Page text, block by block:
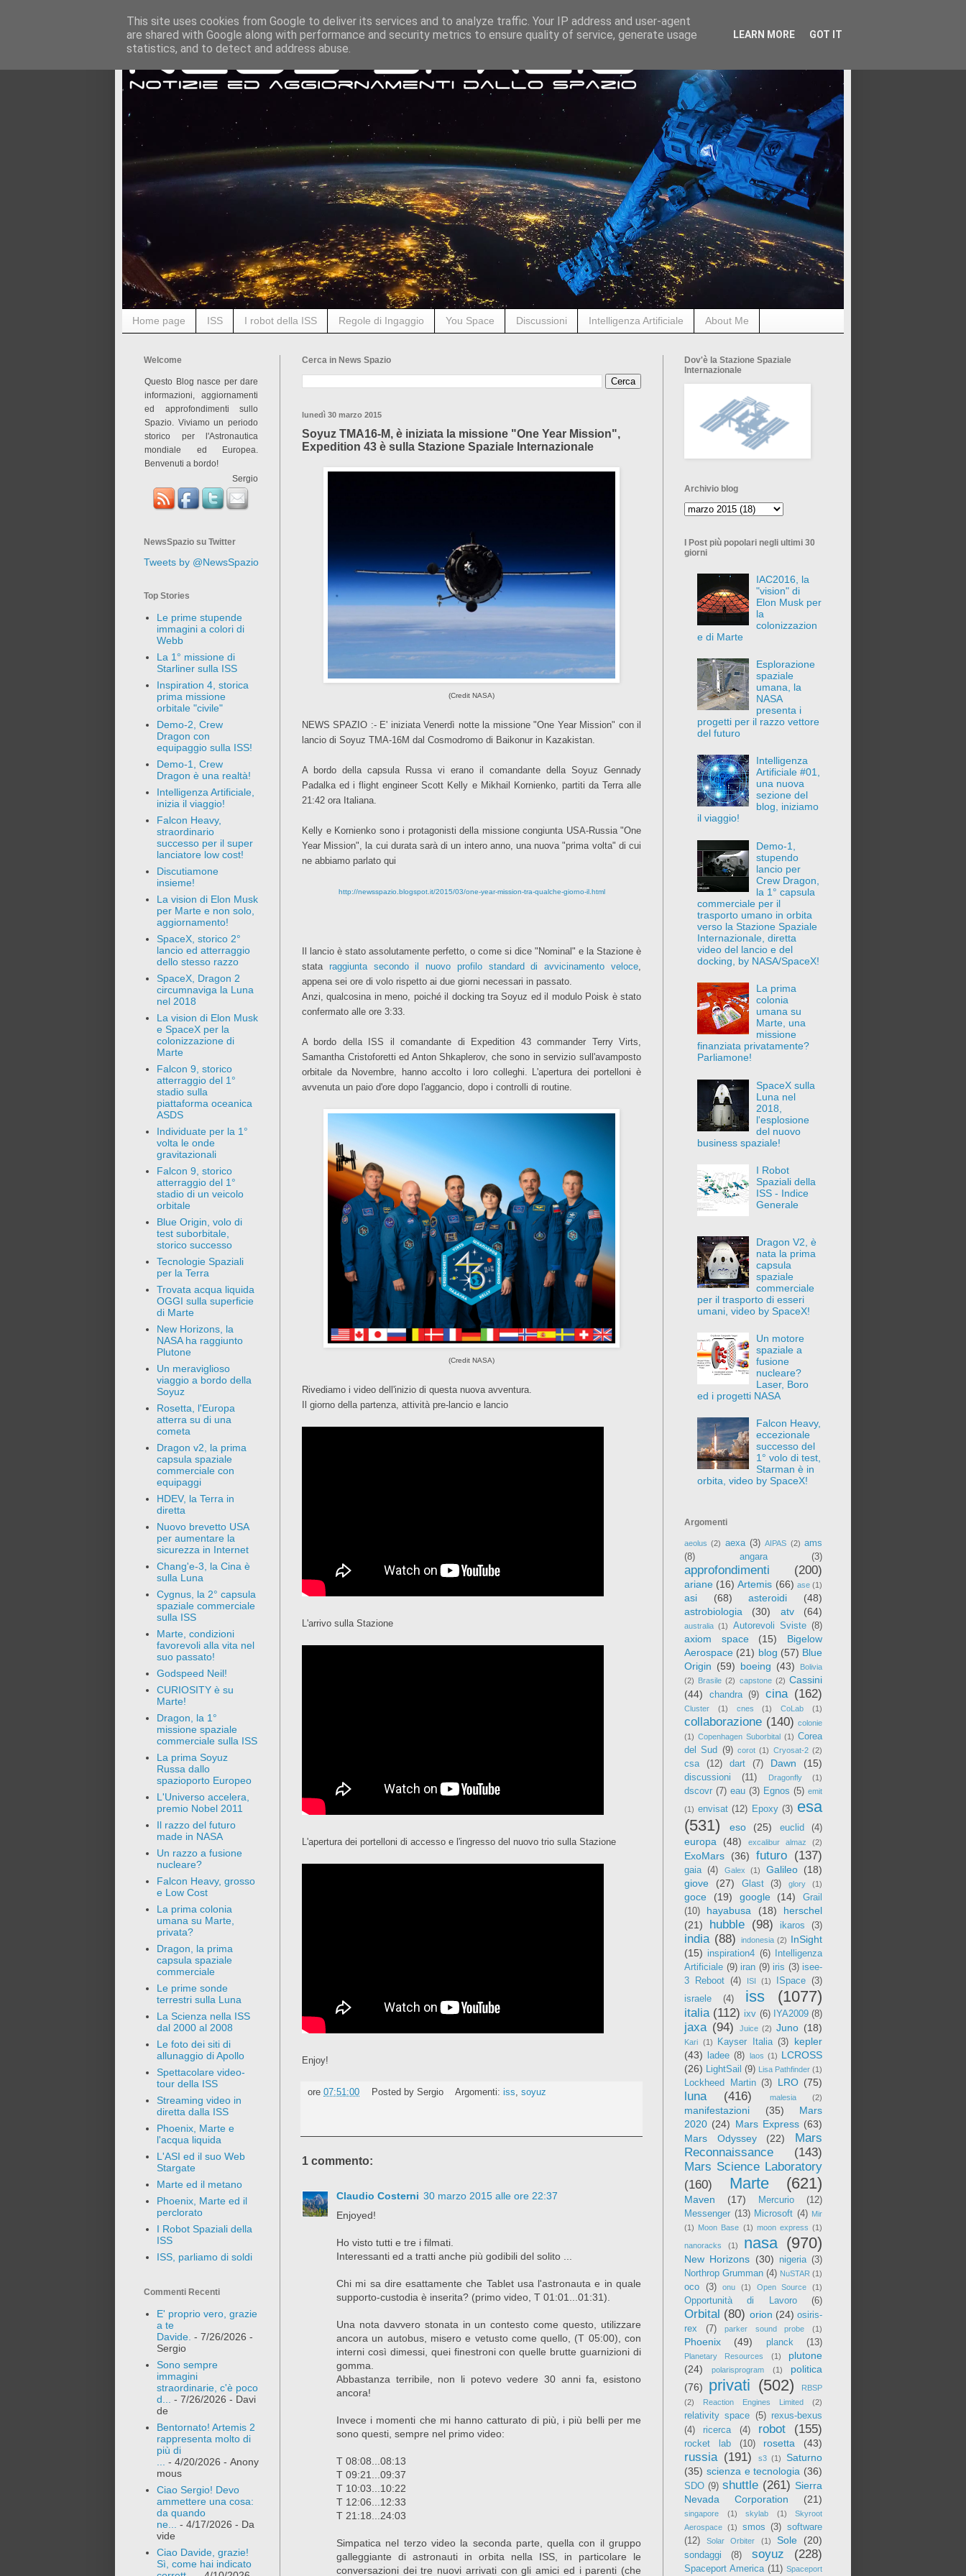
Home page ISS I robot della ISS Regole di Ingaggio You Space Discussioni Intelligenza Artificiale About Me
Cerca in News Spazio
lunedì 30 marzo 2015
Soyuz TMA16-M, è iniziata la missione "One Year Mission",
Expedition 43 è sulla Stazione Spaziale Internazionale
(Credit NASA)
NEWS SPAZIO :- E' iniziata Venerdì notte la missione "One Year Mission" con il
lancio di Soyuz TMA-16M dal Cosmodromo di Baikonur in Kazakistan.
A bordo della capsula Russa vi erano il comandante della Soyuz Gennady
Padalka ed i flight engineer Scott Kelly e Mikhail Kornienko, partiti da Terra alle
21:42 ora Italiana.
Kelly e Kornienko sono i protagonisti della missione congiunta USA-Russia "One
Year Mission", la cui durata sarà di un intero anno, una nuova "prima volta" di cui
ne abbiamo parlato qui
http://newsspazio.blogspot.it/2015/03/one-year-mission-tra-qualche-giorno-il.html
Il lancio è stato assolutamente perfetto, o come si dice "Nominal" e la Stazione è
stata raggiunta secondo il nuovo profilo standard di avvicinamento veloce
appena sei ore di volo rispetto ai due giorni necessari in passato.
Anzi, qualcosina in meno, poiché il docking tra Soyuz ed il modulo Poisk è stato
confermato alle ore 3:33.
A bordo della ISS il comandante di Expedition 43 commander Terry Virts,
Samantha Cristoforetti ed Anton Shkaplerov, che sono in servizio sull'avamposto
orbitale da Novembre, hanno accolto i loro colleghi. L'apertura dei portelloni è
avvenuta un paio d'ore dopo l'aggancio, dopo i controlli di routine.
(Credit NASA)
Rivediamo i video dell'inizio di questa nuova avventura.
Il giorno della partenza, attività pre-lancio e lancio
L'arrivo sulla Stazione
L'apertura dei portelloni di accesso e l'ingresso del nuovo trio sulla Stazione
Enjoy!
ore 07:51:00 Posted by Sergio Argomenti:iss ,soyuz
1 commento:
Claudio Costerni 30 marzo 2015 alle ore 22:37
Enjoyed!
Ho visto tutti e tre i filmati.
Interessanti ed a tratti anche più godibili del solito ...
Chi mi sa dire esattamente che Tablet usa l'astronauta e in quale
supporto-custodia è inserita? (primo video, T 01:01...01:31).
Una nota davvero stonata in un contesto come questo, utilizzare
ancora un autobus, misero e vetusto come quello, (T 05:00), con
interni così dimessi, quei finestroni con quelle brutte guarnizioni di
gomma.
Abbastanza terribile, non li potevo vedere 30 anni fa, esistono
ancora!
Invece i momenti che mi hanno catturato di più, i più belli per me
sono questi, sempre nel primo video:
T 08:08...08:13
T 09:21...09:37
T 10:03...10:22
T 12:06...12:33
T 21:18...24:03
Simpatica nel terzo video la seconda parte, quella con il gruppo
galleggiante di astronauti in orbita nella ISS, in particolare le
conversazioni dei tre nuovi arrivati con gli amici ed i parenti (che
Welcome
Questo Blog nasce per dare
informazioni, aggiornamenti
ed approfondimenti sullo
Spazio. Viviamo un periodo
storico per l'Astronautica
mondiale ed Europea.
Benvenuti a bordo!
Sergio
NewsSpazio su Twitter
Tweets by @NewsSpazio
Top Stories
Le prime stupende
immagini a colori di
Webb
La 1° missione di
Starliner sulla ISS
Inspiration 4, storica
prima missione
orbitale "civile"
Demo-2, Crew
Dragon con
equipaggio sulla ISS!
Demo-1, Crew
Dragon è una realtà!
Intelligenza Artificiale,
inizia il viaggio!
Falcon Heavy,
straordinario
successo per il super
lanciatore low cost!
Discutiamone
insieme!
La vision di Elon Musk
per Marte e non solo,
aggiornamento!
SpaceX, storico 2°
lancio ed atterraggio
dello stesso razzo
SpaceX, Dragon 2
circumnaviga la Luna
nel 2018
La vision di Elon Musk
e SpaceX per la
colonizzazione di
Marte
Falcon 9, storico
atterraggio del 1°
stadio sulla
piattaforma oceanica
ASDS
Individuate per la 1°
volta le onde
gravitazionali
Falcon 9, storico
atterraggio del 1°
stadio di un veicolo
orbitale
Blue Origin, volo di
test suborbitale,
storico successo
Tecnologie Spaziali
per la Terra
Trovata acqua liquida
OGGI sulla superficie
di Marte
New Horizons, la
NASA ha raggiunto
Plutone
Un meraviglioso
viaggio a bordo della
Soyuz
Rosetta, l'Europa
atterra su di una
cometa
Dragon v2, la prima
capsula spaziale
commerciale con
equipaggi
HDEV, la Terra in
diretta
Nuovo brevetto USA
per aumentare la
sicurezza in Internet
Chang'e-3, la Cina è
sulla Luna
Cygnus, la 2° capsula
spaziale commerciale
sulla ISS
Marte, condizioni
favorevoli alla vita nel
suo passato!
Godspeed Neil!
CURIOSITY è su
Marte!
Dragon, la 1°
missione spaziale
commerciale sulla ISS
La prima Soyuz
Russa dallo
spazioporto Europeo
L'Universo accelera,
premio Nobel 2011
Il razzo del futuro
made in NASA
Un razzo a fusione
nucleare?
Falcon Heavy, grosso
e Low Cost
La prima colonia
umana su Marte,
privata?
Dragon, la prima
capsula spaziale
commerciale
Le prime sonde
terrestri sulla Luna
La Scienza nella ISS
dal 2000 al 2008
Le foto dei siti di
allunaggio di Apollo
Spettacolare video-
tour della ISS
Streaming video in
diretta dalla ISS
Phoenix, Marte e
l'acqua liquida
L'ASI ed il suo Web
Stargate
Marte ed il metano
Phoenix, Marte ed il
perclorato
I Robot Spaziali della
ISS
ISS, parliamo di soldi
Commenti Recenti
E' proprio vero, grazie
a te
Davide. - 7/26/2026 -
Sergio
Sono sempre
immagini
straordinarie, c'è poco
d... - 7/26/2026 - Davi
de
Bentornato! Artemis 2
rappresenta molto di
più di
... - 4/20/2026 - Anony
mous
Ciao Sergio! Devo
ammettere una cosa:
da quando
ne... - 4/17/2026 - Da
vide
Ciao Davide, grazie!
Sì, come hai indicato
Dov'è la Stazione Spaziale
Internazionale
Archivio blog
I Post più popolari negli ultimi 30
giorni
IAC2016, la
"vision" di
Elon Musk per
la
colonizzazion
e di Marte
Esplorazione
spaziale
umana, la
NASA
presenta i
progetti per il razzo vettore
del futuro
Intelligenza
Artificiale #01,
una nuova
sezione del
blog, iniziamo
il viaggio!
Demo-1,
stupendo
lancio per
Crew Dragon,
la 1° capsula
commerciale per il
trasporto umano in orbita
verso la Stazione Spaziale
Internazionale, diretta
video del lancio e del
docking, by NASA/SpaceX!
La prima
colonia
umana su
Marte, una
missione
finanziata privatamente?
Parliamone!
SpaceX sulla
Luna nel
2018,
l'esplosione
del nuovo
business spaziale!
I Robot
Spaziali della
ISS - Indice
Generale
Dragon V2, è
nata la prima
capsula
spaziale
commerciale
per il trasporto di esseri
umani, video by SpaceX!
Un motore
spaziale a
fusione
nucleare?
Laser, Boro
ed i progetti NASA
Falcon Heavy,
eccezionale
successo del
1° volo di test,
Starman è in
orbita, video by SpaceX!
Argomenti
aeolus (2) aexa (3) AIPAS (2) ams
(8)
angara (3)
approfondimenti (200)
ariane (16) Artemis (66) ase (1)
asi (68) asteroidi
(48)
astrobiologia
(30) atv (64)
australia (1) Autorevoli Sviste (8)
axiom space (15)
Bigelow
Aerospace (21) blog (57) Blue
Origin (59) boeing (43)
Bolivia
(2) Brasile (2) capstone (2) Cassini
(44)
chandra (9) cina (162)
Cluster (1) cnes (1) CoLab (1)
collaborazione (140) colonie
(1) Copenhagen Suborbital (1) Corea
del Sud (9) corot (1) Cryosat-2 (2)
csa (12) dart (7) Dawn (15)
discussioni (11) Dragonfly (1)
dscovr (7) eau (3) Egnos (5) emit
(1) envisat (12) Epoxy (3) esa
(531)
eso (25) euclid (4)
europa (48) excalibur almaz (2)
ExoMars (36) futuro (137)
gaia (4) Galex (1) Galileo (18)
giove
(27) Glast (3) glory (1)
goce (19) google (14)
Grail
(10)
hayabusa (18)
herschel
(21)
hubble (98) ikaros (3)
india (88) indonesia (2) InSight
(15) inspiration4 (6)
Intelligenza
Artificiale (9) iran (9) iris (3) isee-
3 Reboot (4) ISI (1) ISpace (3)
israele
(4) iss (1077)
italia (112) ixv (6) IYA2009 (8)
jaxa (94) Juice (2) Juno (18)
Kari (1) Kayser Italia (3)
kepler
(43)
ladee (8) laos (1) LCROSS
(26) LightSail (9) Lisa Pathfinder (1)
Lockheed Martin (3) LRO (75)
luna (416) malesia (2)
manifestazioni (35)
Mars
2020 (24) Mars Express (63)
Mars Odyssey
(22)
Mars
Reconnaissance
(143)
Mars Science Laboratory
(160)
Marte (621)
Maven (17) Mercurio
(12)
Messenger (13) Microsoft (4) Mir
(1) Moon Base (1) moon express (1)
nanoracks (1) nasa (970)
New Horizons (30) nigeria (3)
Northrop Grumman (4) NuSTAR (1)
oco (3) onu (1) Open Source (1)
Opportunità di Lavoro (6)
Orbital (80) orion (24) osiris-
rex
(7) parker sound probe (1)
Phoenix (49) planck (13)
Planetary Resources (1)
plutone
(24)
polarisprogram (1)
politica
(76)
privati (502)
RBSP
(2)
Reaction Engines Limited (2)
relativity space (5) rexus-bexus
(4)
ricerca (4) robot (155)
rocket lab (10) rosetta (43)
russia (191) s3 (1)
Saturno
(35) scienza e tecnologia (36)
SDO (9) shuttle (261) Sierra
Nevada Corporation
(21)
singapore (1) skylab (1)
Skyroot
Aerospace (1) smos (3) software
(12)
Solar Orbiter (1) Sole (20)
sondaggi (8) soyuz (228)
Spaceport America (11) Spaceport
This site uses cookies from Google to deliver its services and to analyze traffic. Your IP address and user-agent
are shared with Google along with performance and security metrics to ensure quality of service, generate usage
statistics, and to detect and address abuse.
LEARN MORE GOT IT